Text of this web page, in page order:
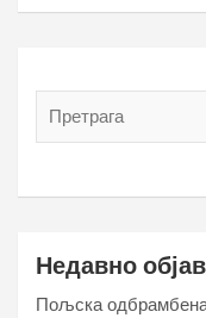
Недавно
Пољска одбрамбена